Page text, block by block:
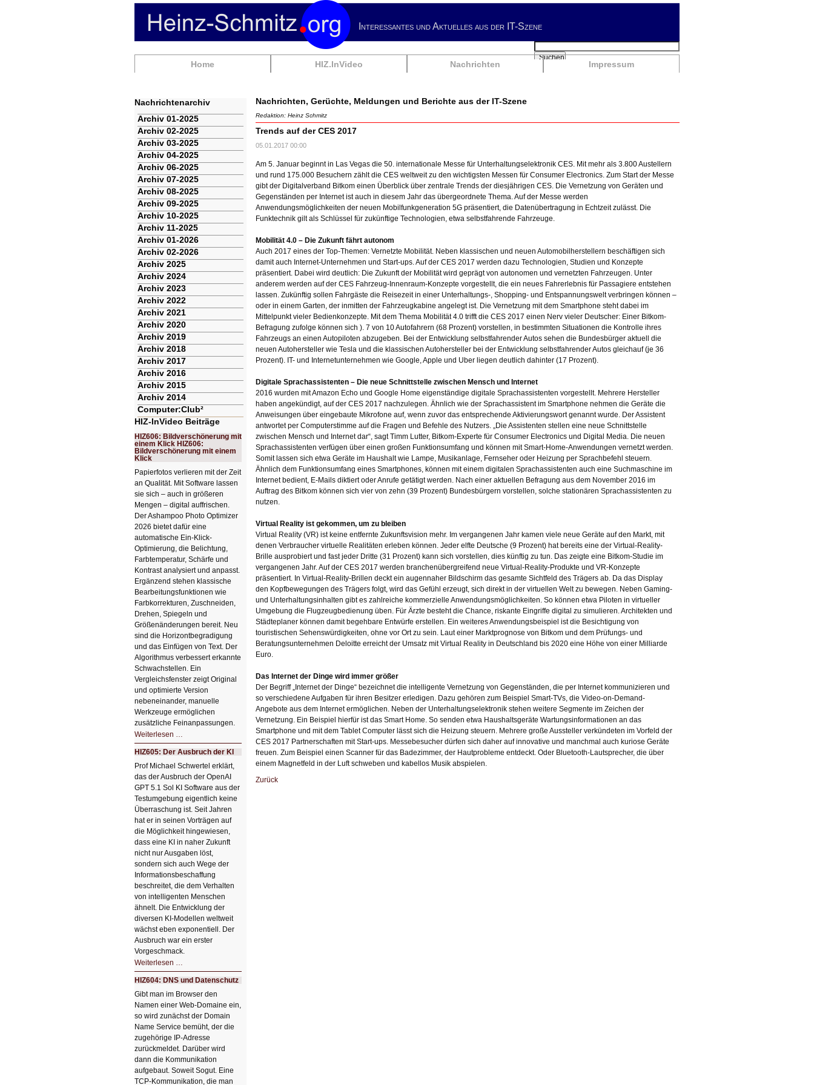
Interessantes und Aktuelles aus der IT-Szene
Navigation
Home HIZ.InVideo Nachrichten Impressum
Suchbegriffe
Suchen
Nachrichten, Gerüchte, Meldungen und Berichte aus der IT-Szene
Redaktion: Heinz Schmitz
Trends auf der CES 2017
05.01.2017 00:00
Am 5. Januar beginnt in Las Vegas die 50. internationale Messe für Unterhaltungselektronik CES. Mit mehr als 3.800 Austellern
und rund 175.000 Besuchern zählt die CES weltweit zu den wichtigsten Messen für Consumer Electronics. Zum Start der Messe
gibt der Digitalverband Bitkom einen Überblick über zentrale Trends der diesjährigen CES. Die Vernetzung von Geräten und
Gegenständen per Internet ist auch in diesem Jahr das übergeordnete Thema. Auf der Messe werden
Anwendungsmöglichkeiten der neuen Mobilfunkgeneration 5G präsentiert, die Datenübertragung in Echtzeit zulässt. Die
Funktechnik gilt als Schlüssel für zukünftige Technologien, etwa selbstfahrende Fahrzeuge.
Mobilität 4.0 – Die Zukunft fährt autonom
Auch 2017 eines der Top-Themen: Vernetzte Mobilität. Neben klassischen und neuen Automobilherstellern beschäftigen sich
damit auch Internet-Unternehmen und Start-ups. Auf der CES 2017 werden dazu Technologien, Studien und Konzepte
präsentiert. Dabei wird deutlich: Die Zukunft der Mobilität wird geprägt von autonomen und vernetzten Fahrzeugen. Unter
anderem werden auf der CES Fahrzeug-Innenraum-Konzepte vorgestellt, die ein neues Fahrerlebnis für Passagiere entstehen
lassen. Zukünftig sollen Fahrgäste die Reisezeit in einer Unterhaltungs-, Shopping- und Entspannungswelt verbringen können –
oder in einem Garten, der inmitten der Fahrzeugkabine angelegt ist. Die Vernetzung mit dem Smartphone steht dabei im
Mittelpunkt vieler Bedienkonzepte. Mit dem Thema Mobilität 4.0 trifft die CES 2017 einen Nerv vieler Deutscher: Einer Bitkom-
Befragung zufolge können sich ). 7 von 10 Autofahrern (68 Prozent) vorstellen, in bestimmten Situationen die Kontrolle ihres
Fahrzeugs an einen Autopiloten abzugeben. Bei der Entwicklung selbstfahrender Autos sehen die Bundesbürger aktuell die
neuen Autohersteller wie Tesla und die klassischen Autohersteller bei der Entwicklung selbstfahrender Autos gleichauf (je 36
Prozent). IT- und Internetunternehmen wie Google, Apple und Uber liegen deutlich dahinter (17 Prozent).
Digitale Sprachassistenten – Die neue Schnittstelle zwischen Mensch und Internet
2016 wurden mit Amazon Echo und Google Home eigenständige digitale Sprachassistenten vorgestellt. Mehrere Hersteller
haben angekündigt, auf der CES 2017 nachzulegen. Ähnlich wie der Sprachassistent im Smartphone nehmen die Geräte die
Anweisungen über eingebaute Mikrofone auf, wenn zuvor das entsprechende Aktivierungswort genannt wurde. Der Assistent
antwortet per Computerstimme auf die Fragen und Befehle des Nutzers. „Die Assistenten stellen eine neue Schnittstelle
zwischen Mensch und Internet dar“, sagt Timm Lutter, Bitkom-Experte für Consumer Electronics und Digital Media. Die neuen
Sprachassistenten verfügen über einen großen Funktionsumfang und können mit Smart-Home-Anwendungen vernetzt werden.
Somit lassen sich etwa Geräte im Haushalt wie Lampe, Musikanlage, Fernseher oder Heizung per Sprachbefehl steuern.
Ähnlich dem Funktionsumfang eines Smartphones, können mit einem digitalen Sprachassistenten auch eine Suchmaschine im
Internet bedient, E-Mails diktiert oder Anrufe getätigt werden. Nach einer aktuellen Befragung aus dem November 2016 im
Auftrag des Bitkom können sich vier von zehn (39 Prozent) Bundesbürgern vorstellen, solche stationären Sprachassistenten zu
nutzen.
Virtual Reality ist gekommen, um zu bleiben
Virtual Reality (VR) ist keine entfernte Zukunftsvision mehr. Im vergangenen Jahr kamen viele neue Geräte auf den Markt, mit
denen Verbraucher virtuelle Realitäten erleben können. Jeder elfte Deutsche (9 Prozent) hat bereits eine der Virtual-Reality-
Brille ausprobiert und fast jeder Dritte (31 Prozent) kann sich vorstellen, dies künftig zu tun. Das zeigte eine Bitkom-Studie im
vergangenen Jahr. Auf der CES 2017 werden branchenübergreifend neue Virtual-Reality-Produkte und VR-Konzepte
präsentiert. In Virtual-Reality-Brillen deckt ein augennaher Bildschirm das gesamte Sichtfeld des Trägers ab. Da das Display
den Kopfbewegungen des Trägers folgt, wird das Gefühl erzeugt, sich direkt in der virtuellen Welt zu bewegen. Neben Gaming-
und Unterhaltungsinhalten gibt es zahlreiche kommerzielle Anwendungsmöglichkeiten. So können etwa Piloten in virtueller
Umgebung die Flugzeugbedienung üben. Für Ärzte besteht die Chance, riskante Eingriffe digital zu simulieren. Architekten und
Städteplaner können damit begehbare Entwürfe erstellen. Ein weiteres Anwendungsbeispiel ist die Besichtigung von
touristischen Sehenswürdigkeiten, ohne vor Ort zu sein. Laut einer Marktprognose von Bitkom und dem Prüfungs- und
Beratungsunternehmen Deloitte erreicht der Umsatz mit Virtual Reality in Deutschland bis 2020 eine Höhe von einer Milliarde
Euro.
Das Internet der Dinge wird immer größer
Der Begriff „Internet der Dinge“ bezeichnet die intelligente Vernetzung von Gegenständen, die per Internet kommunizieren und
so verschiedene Aufgaben für ihren Besitzer erledigen. Dazu gehören zum Beispiel Smart-TVs, die Video-on-Demand-
Angebote aus dem Internet ermöglichen. Neben der Unterhaltungselektronik stehen weitere Segmente im Zeichen der
Vernetzung. Ein Beispiel hierfür ist das Smart Home. So senden etwa Haushaltsgeräte Wartungsinformationen an das
Smartphone und mit dem Tablet Computer lässt sich die Heizung steuern. Mehrere große Aussteller verkündeten im Vorfeld der
CES 2017 Partnerschaften mit Start-ups. Messebesucher dürfen sich daher auf innovative und manchmal auch kuriose Geräte
freuen. Zum Beispiel einen Scanner für das Badezimmer, der Hautprobleme entdeckt. Oder Bluetooth-Lautsprecher, die über
einem Magnetfeld in der Luft schweben und kabellos Musik abspielen.
Zurück
Nachrichtenarchiv
Navigation
überspringen
Archiv 01-2025
Archiv 02-2025
Archiv 03-2025
Archiv 04-2025
Archiv 06-2025
Archiv 07-2025
Archiv 08-2025
Archiv 09-2025
Archiv 10-2025
Archiv 11-2025
Archiv 01-2026
Archiv 02-2026
Archiv 2025
Archiv 2024
Archiv 2023
Archiv 2022
Archiv 2021
Archiv 2020
Archiv 2019
Archiv 2018
Archiv 2017
Archiv 2016
Archiv 2015
Archiv 2014
Computer:Club²
HIZ-InVideo Beiträge
HIZ606: Bildverschönerung mit
einem Klick HIZ606:
Bildverschönerung mit einem
Klick
Papierfotos verlieren mit der Zeit
an Qualität. Mit Software lassen
sie sich – auch in größeren
Mengen – digital auffrischen.
Der Ashampoo Photo Optimizer
2026 bietet dafür eine
automatische Ein-Klick-
Optimierung, die Belichtung,
Farbtemperatur, Schärfe und
Kontrast analysiert und anpasst.
Ergänzend stehen klassische
Bearbeitungsfunktionen wie
Farbkorrekturen, Zuschneiden,
Drehen, Spiegeln und
Größenänderungen bereit. Neu
sind die Horizontbegradigung
und das Einfügen von Text. Der
Algorithmus verbessert erkannte
Schwachstellen. Ein
Vergleichsfenster zeigt Original
und optimierte Version
nebeneinander, manuelle
Werkzeuge ermöglichen
zusätzliche Feinanpassungen.
Weiterlesen …
Bildverschönerung
mit
einem
Klick
HIZ606:
Bildverschönerung
mit
einem
Klick
HIZ605: Der Ausbruch der KI
Prof Michael Schwertel erklärt,
das der Ausbruch der OpenAI
GPT 5.1 Sol KI Software aus der
Testumgebung eigentlich keine
Überraschung ist. Seit Jahren
hat er in seinen Vorträgen auf
die Möglichkeit hingewiesen,
dass eine KI in naher Zukunft
nicht nur Ausgaben löst,
sondern sich auch Wege der
Informationsbeschaffung
beschreitet, die dem Verhalten
von intelligenten Menschen
ähnelt. Die Entwicklung der
diversen KI-Modellen weltweit
wächst eben exponentiell. Der
Ausbruch war ein erster
Vorgeschmack.
Weiterlesen …
Der
Ausbruch
der
KI
HIZ604: DNS und Datenschutz
Gibt man im Browser den
Namen einer Web-Domaine ein,
so wird zunächst der Domain
Name Service bemüht, der die
zugehörige IP-Adresse
zurückmeldet. Darüber wird
dann die Kommunikation
aufgebaut. Soweit Sogut. Eine
TCP-Kommunikation, die man